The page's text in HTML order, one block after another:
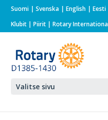
Suomi Svenska English
Eesti
Klubit |Piirit |Rotary
Valitse sivu